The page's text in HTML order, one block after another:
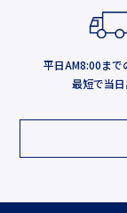
平日AM8:00まで
最短で当